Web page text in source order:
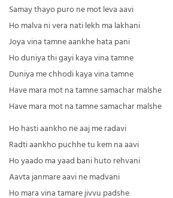
Samay thayo puro ne mot leva aavi
Ho malva ni vera nati lekh ma lakhani
Joya vina tamne aankhe hata pani
Ho duniya thi gayi kaya vina tamne
Duniya me chhodi kaya vina tamne
Have mara mot na tamne samachar malshe
Have mara mot na tamne samachar malshe
Ho hasti aankho ne aaj me radavi
Radti aankho puchhe tu kem na aavi
Ho yaado ma yaad bani huto rehvani
Aavta janmare aavi ne madvani
Ho mara vina tamare jivvu padshe